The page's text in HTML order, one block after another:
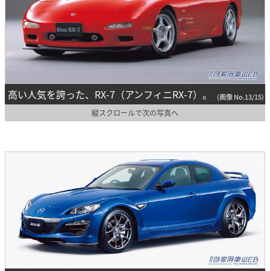
高い人気を誇った、RX-7（アンフィニRX-7）。 (画像 No.13/15)
縦スクロールで次の写真へ